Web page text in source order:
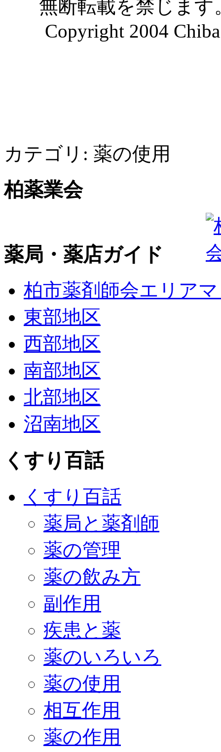
無断転載を禁じま
Copyright 2004
カテゴリ: 薬の使用
柏薬業会
薬局・薬店ガイド
柏市薬剤師会エリア
東部地区
西部地区
南部地区
北部地区
沼南地区
くすり百話
くすり百話
薬局と薬剤師
薬の管理
薬の飲み方
副作用
疾患と薬
薬のいろいろ
薬の使用
相互作用
薬の作用